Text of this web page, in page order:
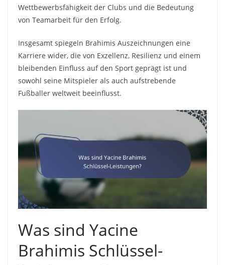
Wettbewerbsfähigkeit der Clubs und die Bedeutung
von Teamarbeit für den Erfolg.
Insgesamt spiegeln Brahimis Auszeichnungen eine
Karriere wider, die von Exzellenz, Resilienz und einem
bleibenden Einfluss auf den Sport geprägt ist und
sowohl seine Mitspieler als auch aufstrebende
Fußballer weltweit beeinflusst.
Was sind Yacine
Brahimis Schlüssel-